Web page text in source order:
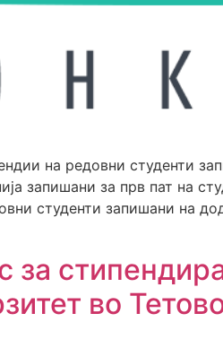
на редовни студенти
запишани за прв пат на
студенти запишани на
за
во